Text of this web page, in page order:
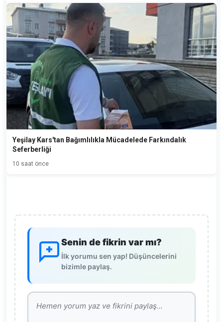
Yeşilay Kars'tan Bağımlılıkla Mücadelede Farkındalık
Seferberliği
10 saat önce
Senin de fikrin var mı?
İlk yorumu sen yap! Düşüncelerini
bizimle paylaş.